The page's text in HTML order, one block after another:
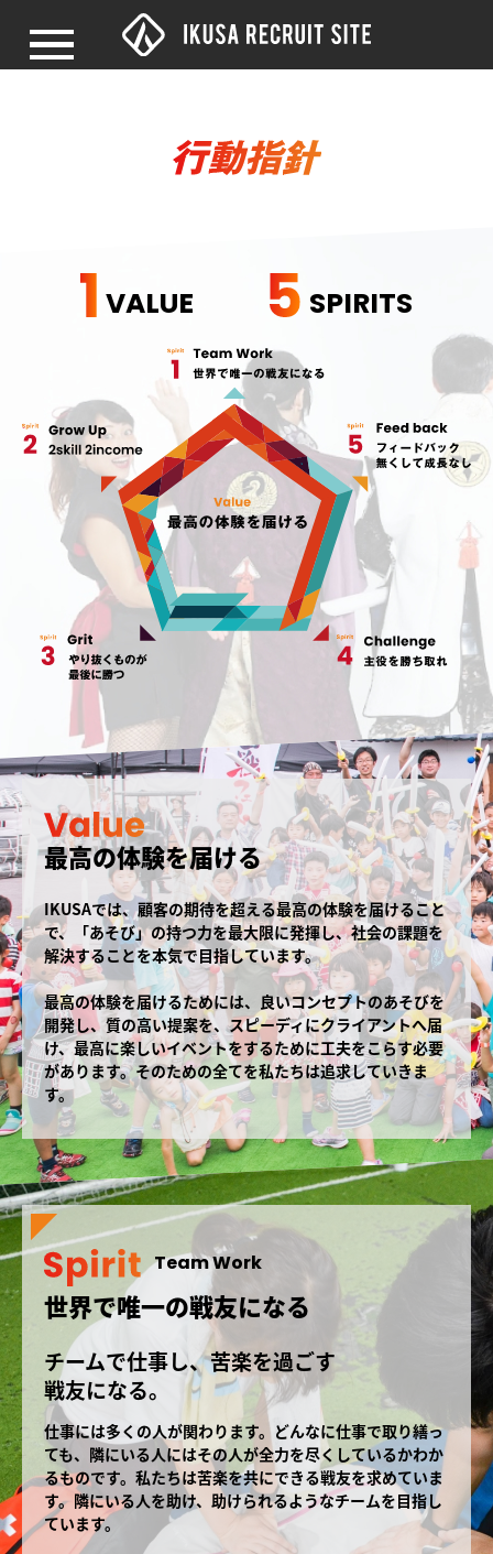
経営理念
事業戦略
行動指針
代表メッセージ
戦友の声
メンバーインタビュー
パートナーの声
働くメリット
IKUSAの特徴
職種紹介
社員の1日
社史
OFFICE
会社紹介
公式YouTube
書籍
新卒採用
中途採用
VALUE SPIRITS
最高の体験を届ける
IKUSAでは、顧客の期待を超える最高の体験を届けること
で、「あそび」の持つ力を最大限に発揮し、社会の課題を
解決することを本気で目指しています。
最高の体験を届けるためには、良いコンセプトのあそびを
開発し、質の高い提案を、スピーディにクライアントへ届
け、最高に楽しいイベントをするために工夫をこらす必要
があります。そのための全てを私たちは追求していきま
す。
Team Work
世界で唯一の戦友になる
チームで仕事し、苦楽を過ごす
戦友になる。
仕事には多くの人が関わります。どんなに仕事で取り繕っ
ても、隣にいる人にはその人が全力を尽くしているかわか
るものです。私たちは苦楽を共にできる戦友を求めていま
す。隣にいる人を助け、助けられるようなチームを目指し
ています。